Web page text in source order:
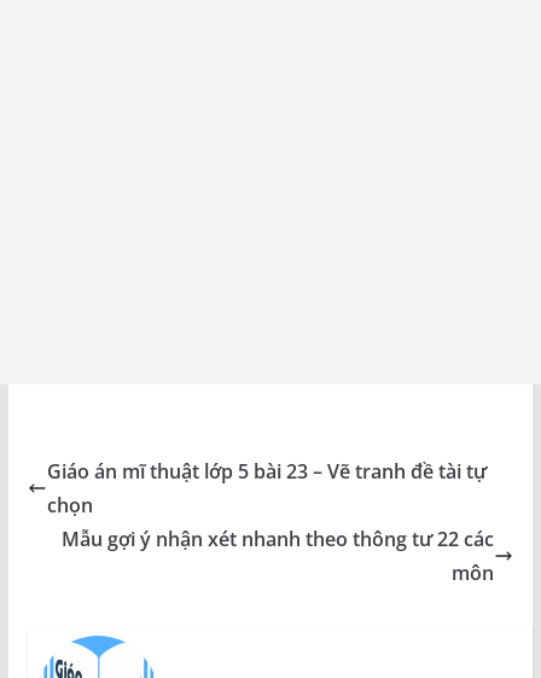
Giáo án mĩ thuật lớp 5 bài 23 – Vẽ tranh đề tài tự
chọn
Mẫu gợi ý nhận xét nhanh theo thông tư 22 các
môn